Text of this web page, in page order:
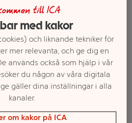
till ICA
med kakor
och liknande tekniker för
mer relevanta, och ge dig en
används också som hjälp i vår
du någon av våra digitala
gäller dina inställningar i alla
kanaler.
om kakor på ICA